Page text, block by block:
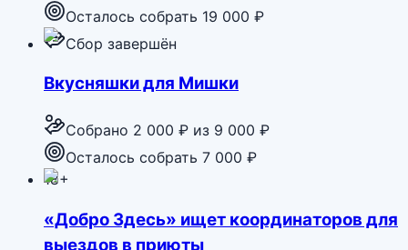
Осталось собрать 19 000 ₽
Сбор завершён
Вкусняшки для Мишки
Собрано 2 000 ₽ из 9 000 ₽
Осталось собрать 7 000 ₽
18+
«Добро Здесь» ищет координаторов для
выездов в приюты